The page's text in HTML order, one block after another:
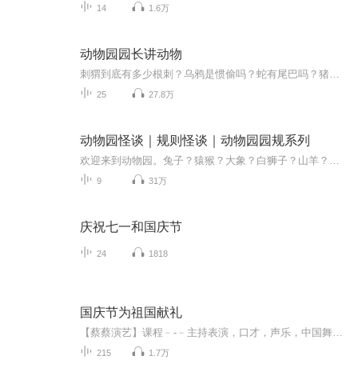
14 1.6万
动物园园长讲动物
25 27.8万
动物园怪谈｜规则怪谈｜动物园园规系列
9 31万
庆祝七一和国庆节
24 1818
国庆节为祖国献礼
215 1.7万